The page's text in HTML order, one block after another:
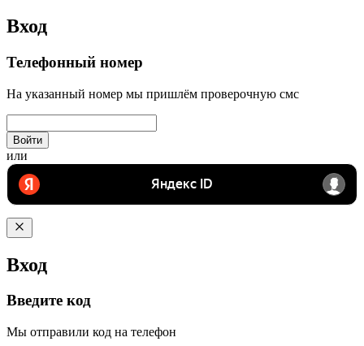
Вход
Телефонный номер
На указанный номер мы пришлём проверочную смс
Войти
или
Вход
Введите код
Мы отправили код на телефон